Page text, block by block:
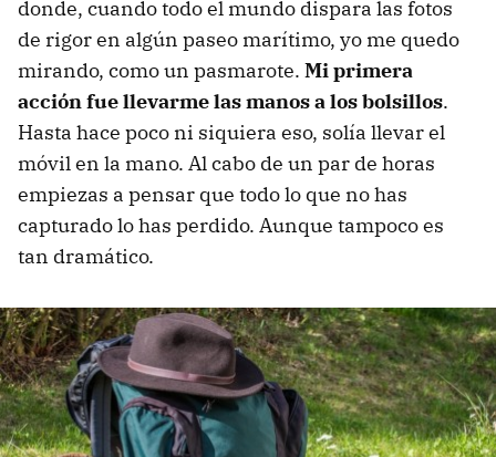
donde, cuando todo el mundo dispara las fotos
de rigor en algún paseo marítimo, yo me quedo
mirando, como un pasmarote. Mi primera
acción fue llevarme las manos a los bolsillos.
Hasta hace poco ni siquiera eso, solía llevar el
móvil en la mano. Al cabo de un par de horas
empiezas a pensar que todo lo que no has
capturado lo has perdido. Aunque tampoco es
tan dramático.